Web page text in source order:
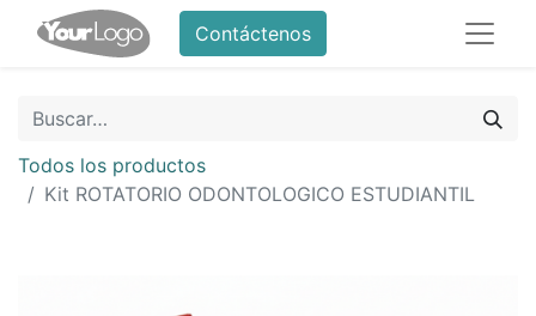
Contáctenos
Todos los productos
Kit ROTATORIO ODONTOLOGICO ESTUDIANTIL